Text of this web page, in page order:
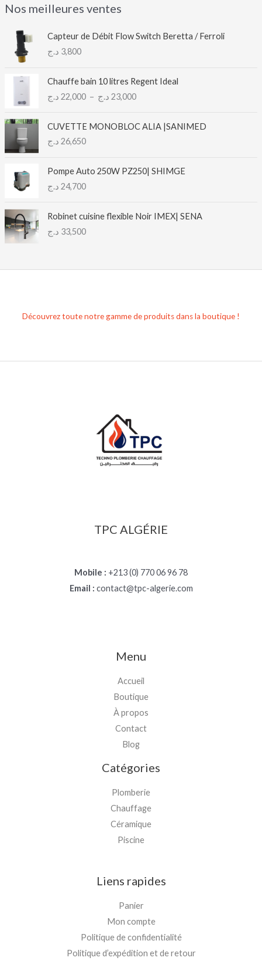
Nos meilleures ventes
Capteur de Débit Flow Switch Beretta / Ferroli
3,800 د.ج
Chauffe bain 10 litres Regent Ideal
22,000 د.ج – 23,000 د.ج
l
a
e
r
0
د
à
0
د
CUVETTE MONOBLOC ALIA |SANIMED
26,650 د.ج
Pompe Auto 250W PZ250| SHIMGE
24,700 د.ج
Robinet cuisine flexible Noir IMEX| SENA
33,500 د.ج
Découvrez toute notre gamme de produits dans la boutique !
TPC ALGÉRIE
Mobile : +213 (0) 770 06 96 78
Email : contact@tpc-algerie.com
Menu
Accueil
Boutique
À propos
Contact
Blog
Catégories
Plomberie
Chauffage
Céramique
Piscine
Liens rapides
Panier
Mon compte
Politique de confidentialité
Politique d’expédition et de retour